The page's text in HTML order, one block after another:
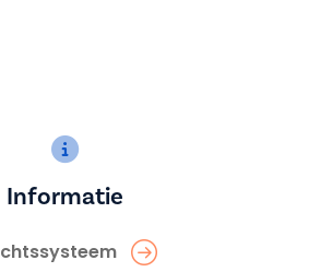
Informatie